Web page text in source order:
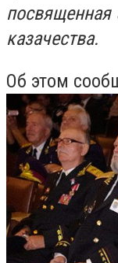
посвященная
казачества.
Об этом